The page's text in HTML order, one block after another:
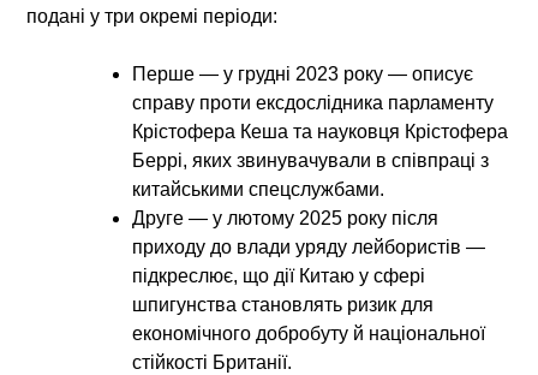
подані у три окремі періоди:
Перше — у грудні 2023 року — описує
справу проти ексдослідника парламенту
Крістофера Кеша та науковця Крістофера
Беррі, яких звинувачували в співпраці з
китайськими спецслужбами.
Друге — у лютому 2025 року після
приходу до влади уряду лейбористів —
підкреслює, що дії Китаю у сфері
шпигунства становлять ризик для
економічного добробуту й національної
стійкості Британії.